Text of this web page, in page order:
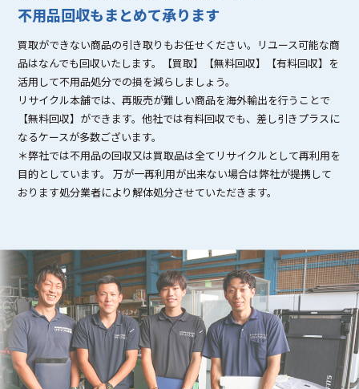
不用品回収もまとめて承ります
買取ができない商品の引き取りもお任せください。リユース可能な商
品はなんでも回収いたします。【買取】【無料回収】【有料回収】を
活用して不用品処分での損を減らしましょう。
リサイクル本舗では、再販売が難しい商品を海外輸出を行うことで
【無料回収】ができます。他社では有料回収でも、差し引きプラスに
なるケースが多数ございます。
＊弊社では不用品の回収又は買取品は全てリサイクルとして再利用を
目的としています。 万が一再利用が出来ない場合は弊社が提携して
おります処分業者により解体処分させていただきます。